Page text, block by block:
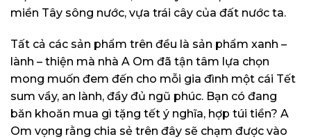
miền Tây sông nước, vựa trái cây của đất nước ta.
Tất cả các sản phẩm trên đều là sản phẩm xanh –
lành – thiện mà nhà A Om đã tận tâm lựa chọn
mong muốn đem đến cho mỗi gia đình một cái Tết
sum vầy, an lành, đầy đủ ngũ phúc. Bạn có đang
băn khoăn mua gì tặng tết ý nghĩa, hợp túi tiền? A
Om vọng rằng chia sẻ trên đây sẽ chạm được vào